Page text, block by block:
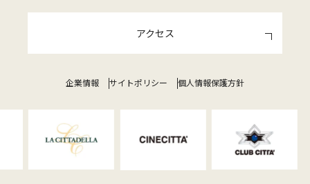
アクセス
企業情報 サイトポリシー 個人情報保護方針